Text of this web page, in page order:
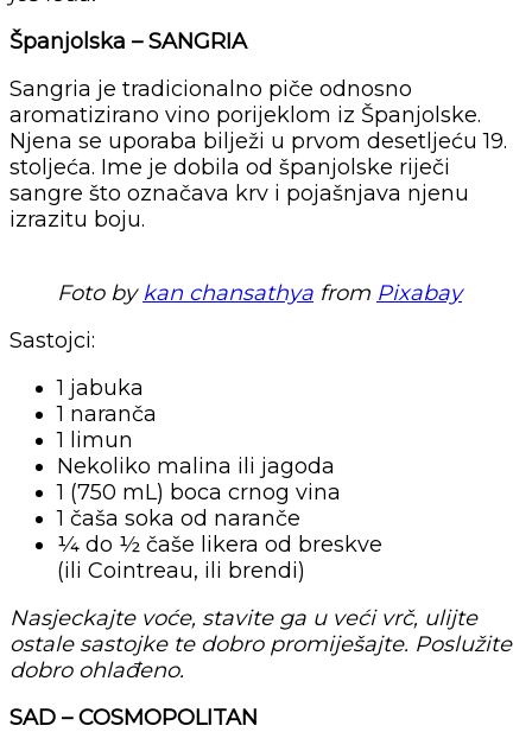
Španjolska – SANGRIA
Sangria je tradicionalno piče odnosno
aromatizirano vino porijeklom iz Španjolske.
Njena se uporaba bilježi u prvom desetljeću 19.
stoljeća. Ime je dobila od španjolske riječi
sangre što označava krv i pojašnjava njenu
izrazitu boju.
Foto bykan chansathya from Pixabay
Sastojci:
1 jabuka
1 naranča
1 limun
Nekoliko malina ili jagoda
1 (750 mL) boca crnog vina
1 čaša soka od naranče
¼ do ½ čaše likera od breskve
(ili Cointreau, ili brendi)
Nasjeckajte voće, stavite ga u veći vrč, ulijte
ostale sastojke te dobro promiješajte. Poslužite
dobro ohlađeno.
SAD – COSMOPOLITAN